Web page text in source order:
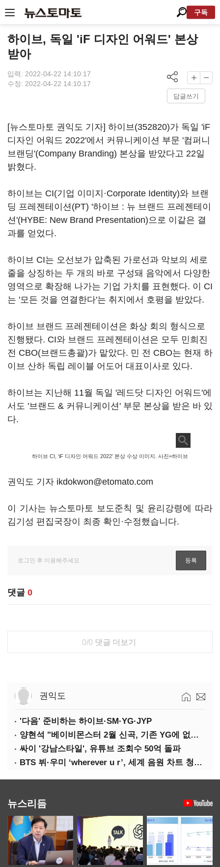
구독
하이브, 독일 'iF 디자인 어워드' 본상
받아
입력: 2022-04-22 14:10:17
수정: 2022-04-22 14:10:17
답글쓰기
[뉴스토마토 권익도 기자] 하이브(352820)가 독일 'iF
디자인 어워드 2022'에서 커뮤니케이션 부문 '컴퍼니
브랜딩'(Company Branding) 본상을 받았다고 22일
밝혔다.
하이브는 CI(기업 이미지·Corporate Identity)와 브랜
딩 프레젠테이션(PT) '하이브 : 뉴 브랜드 프레젠테이
션'(HYBE: New Brand Presentation)으로 이같은 결
과를 얻었다.
하이브 CI는 오선보가 압축된 가로선과 악보의 세로
줄을 상징하는 두 개의 바로 구성돼 음악에서 다양한
영역으로 확장해 나가는 기업 가치를 표현했다. 이 CI
는 '모든 것을 연결한다'는 취지에서 호평을 받았다.
하이브 브랜드 프레젠테이션은 화상 회의 형식으로
진행됐다. CI와 브랜드 프레젠테이션은 모두 민희진
전 CBO(브랜드총괄)가 맡았다. 민 전 CBO는 현재 하
이브 산하 독립 레이블 어도어 대표이사로 있다.
하이브는 지난해 11월 독일 '레드닷 디자인 어워드'에
서도 '브랜드 & 커뮤니케이션' 부문 본상을 받은 바 있
다.
하이브 CI, ‘iF 디자인 어워드 2022’ 본상 수상 이미지. 사진=하이브
권익도 기자 ikdokwon@etomato.com
이 기사는 뉴스토마토 보도준칙 및 윤리강령에 따라
김기성 편집국장이 최종 확인·수정했습니다.
댓글 0
0/0 댓글 더보기
권익도
'다음' 준비하는 하이브·SM·YG·JYP
양현석 "베이비몬스터 2월 신곡, 기존 YG에 없던 노래"
싸이 '강남스타일', 유튜브 조회수 50억 돌파
BTS 뷔·우미 ‘wherever u r’, 세계 음원 차트 청신호
뉴스리듬